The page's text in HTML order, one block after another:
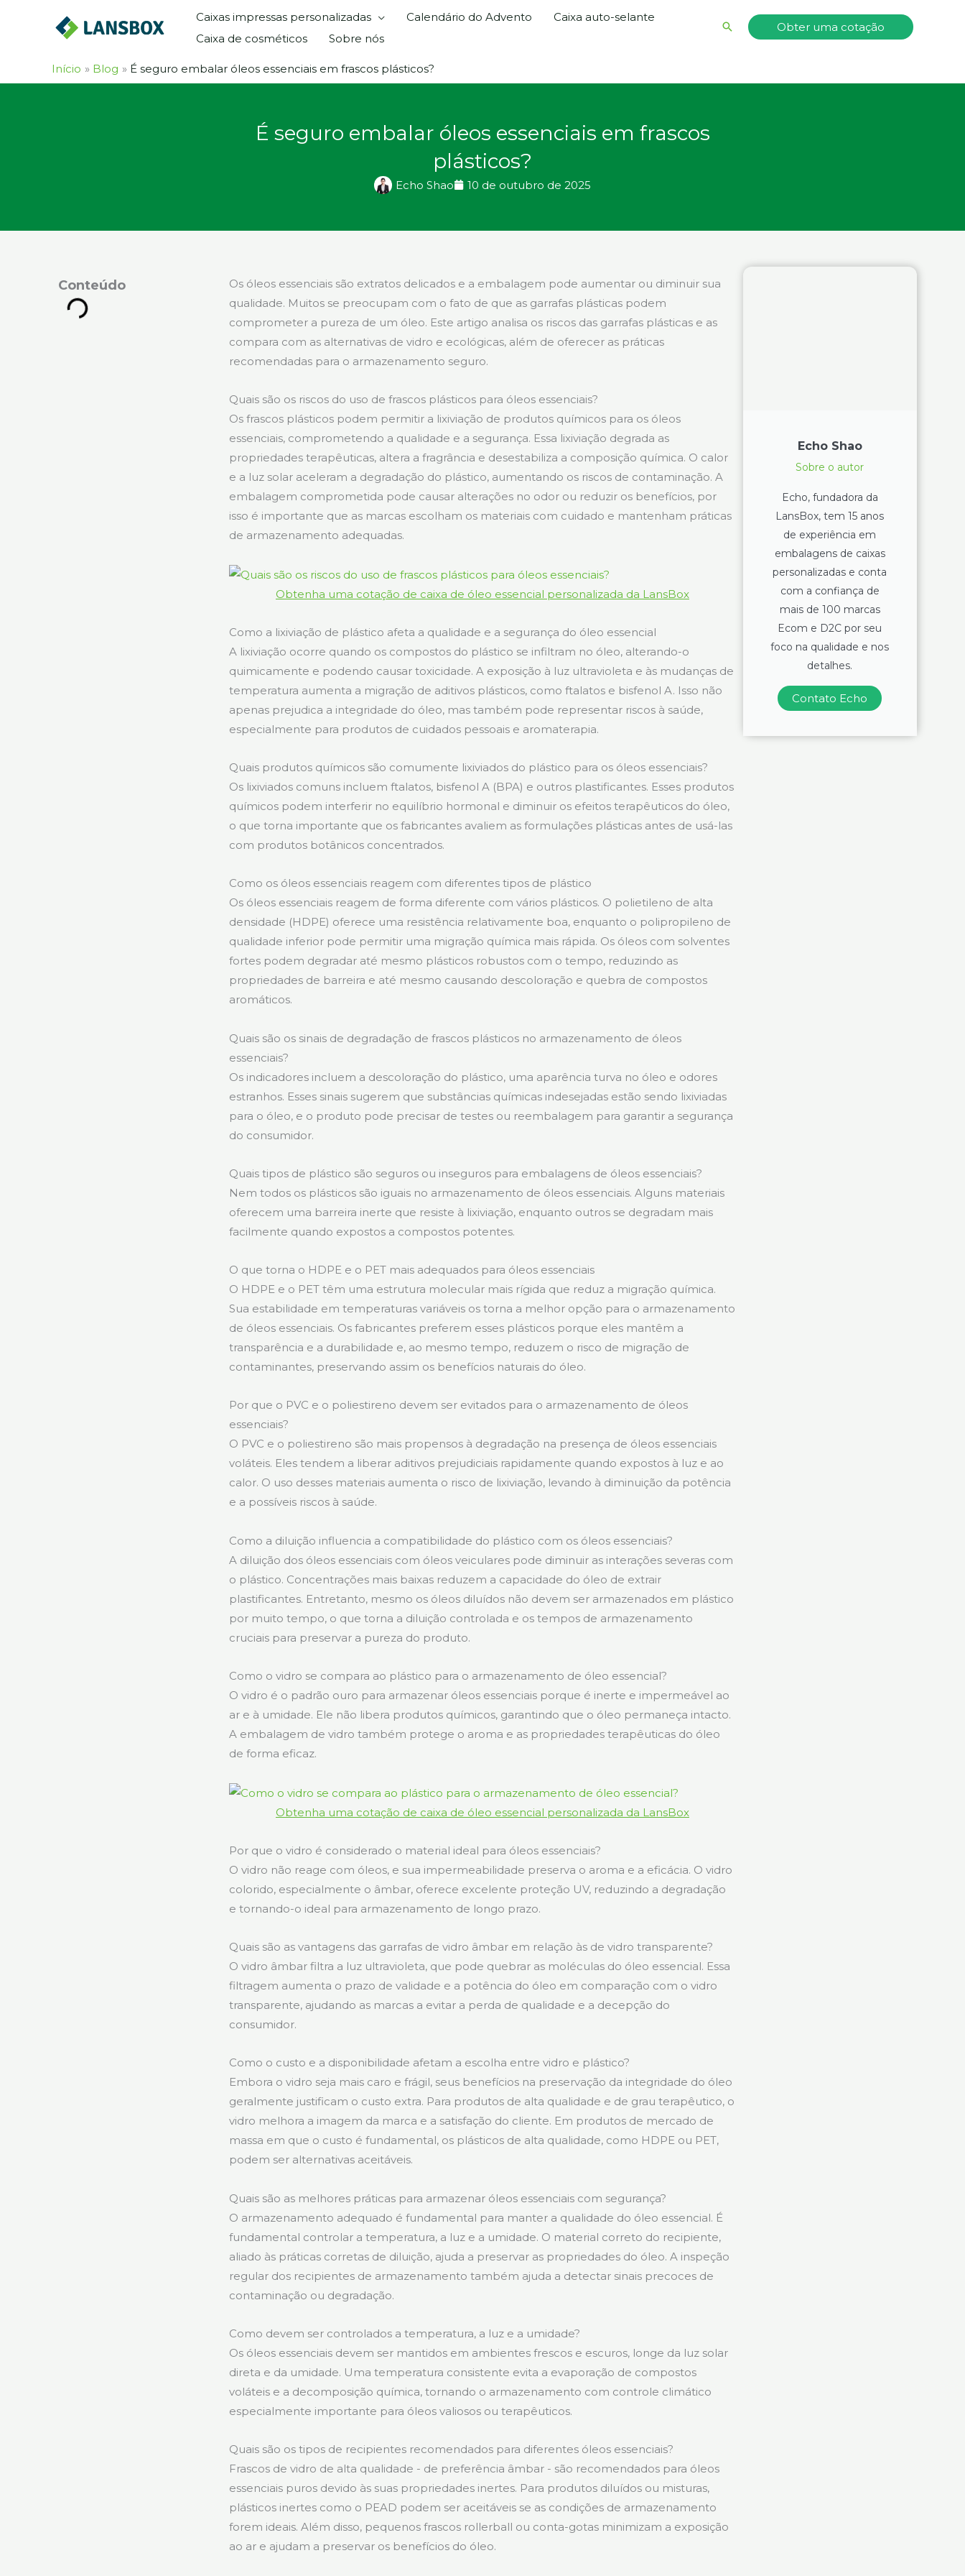
conteúdo
Caixas impressas personalizadas Calendário do Advento
Caixa auto-selante
Caixa de cosméticos
Sobre nós
PesquisarObter uma cotação
Início Blog É seguro embalar óleos essenciais em frascos plásticos?
É seguro embalar óleos essenciais em frascos
plásticos?
Echo Shao 10 de outubro de 2025
Conteúdo
Os óleos essenciais são extratos delicados e a embalagem pode aumentar ou diminuir sua
qualidade. Muitos se preocupam com o fato de que as garrafas plásticas podem
comprometer a pureza de um óleo. Este artigo analisa os riscos das garrafas plásticas e as
compara com as alternativas de vidro e ecológicas, além de oferecer as práticas
recomendadas para o armazenamento seguro.
Quais são os riscos do uso de frascos plásticos para óleos essenciais?
Os frascos plásticos podem permitir a lixiviação de produtos químicos para os óleos
essenciais, comprometendo a qualidade e a segurança. Essa lixiviação degrada as
propriedades terapêuticas, altera a fragrância e desestabiliza a composição química. O calor
e a luz solar aceleram a degradação do plástico, aumentando os riscos de contaminação. A
embalagem comprometida pode causar alterações no odor ou reduzir os benefícios, por
isso é importante que as marcas escolham os materiais com cuidado e mantenham práticas
de armazenamento adequadas.
Obtenha uma cotação de caixa de óleo essencial personalizada da LansBox
Como a lixiviação de plástico afeta a qualidade e a segurança do óleo essencial
A lixiviação ocorre quando os compostos do plástico se infiltram no óleo, alterando-o
quimicamente e podendo causar toxicidade. A exposição à luz ultravioleta e às mudanças de
temperatura aumenta a migração de aditivos plásticos, como ftalatos e bisfenol A. Isso não
apenas prejudica a integridade do óleo, mas também pode representar riscos à saúde,
especialmente para produtos de cuidados pessoais e aromaterapia.
Quais produtos químicos são comumente lixiviados do plástico para os óleos essenciais?
Os lixiviados comuns incluem ftalatos, bisfenol A (BPA) e outros plastificantes. Esses produtos
químicos podem interferir no equilíbrio hormonal e diminuir os efeitos terapêuticos do óleo,
o que torna importante que os fabricantes avaliem as formulações plásticas antes de usá-las
com produtos botânicos concentrados.
Como os óleos essenciais reagem com diferentes tipos de plástico
Os óleos essenciais reagem de forma diferente com vários plásticos. O polietileno de alta
densidade (HDPE) oferece uma resistência relativamente boa, enquanto o polipropileno de
qualidade inferior pode permitir uma migração química mais rápida. Os óleos com solventes
fortes podem degradar até mesmo plásticos robustos com o tempo, reduzindo as
propriedades de barreira e até mesmo causando descoloração e quebra de compostos
aromáticos.
Quais são os sinais de degradação de frascos plásticos no armazenamento de óleos
essenciais?
Os indicadores incluem a descoloração do plástico, uma aparência turva no óleo e odores
estranhos. Esses sinais sugerem que substâncias químicas indesejadas estão sendo lixiviadas
para o óleo, e o produto pode precisar de testes ou reembalagem para garantir a segurança
do consumidor.
Quais tipos de plástico são seguros ou inseguros para embalagens de óleos essenciais?
Nem todos os plásticos são iguais no armazenamento de óleos essenciais. Alguns materiais
oferecem uma barreira inerte que resiste à lixiviação, enquanto outros se degradam mais
facilmente quando expostos a compostos potentes.
O que torna o HDPE e o PET mais adequados para óleos essenciais
O HDPE e o PET têm uma estrutura molecular mais rígida que reduz a migração química.
Sua estabilidade em temperaturas variáveis os torna a melhor opção para o armazenamento
de óleos essenciais. Os fabricantes preferem esses plásticos porque eles mantêm a
transparência e a durabilidade e, ao mesmo tempo, reduzem o risco de migração de
contaminantes, preservando assim os benefícios naturais do óleo.
Por que o PVC e o poliestireno devem ser evitados para o armazenamento de óleos
essenciais?
O PVC e o poliestireno são mais propensos à degradação na presença de óleos essenciais
voláteis. Eles tendem a liberar aditivos prejudiciais rapidamente quando expostos à luz e ao
calor. O uso desses materiais aumenta o risco de lixiviação, levando à diminuição da potência
e a possíveis riscos à saúde.
Como a diluição influencia a compatibilidade do plástico com os óleos essenciais?
A diluição dos óleos essenciais com óleos veiculares pode diminuir as interações severas com
o plástico. Concentrações mais baixas reduzem a capacidade do óleo de extrair
plastificantes. Entretanto, mesmo os óleos diluídos não devem ser armazenados em plástico
por muito tempo, o que torna a diluição controlada e os tempos de armazenamento
cruciais para preservar a pureza do produto.
Como o vidro se compara ao plástico para o armazenamento de óleo essencial?
O vidro é o padrão ouro para armazenar óleos essenciais porque é inerte e impermeável ao
ar e à umidade. Ele não libera produtos químicos, garantindo que o óleo permaneça intacto.
A embalagem de vidro também protege o aroma e as propriedades terapêuticas do óleo
de forma eficaz.
Obtenha uma cotação de caixa de óleo essencial personalizada da LansBox
Por que o vidro é considerado o material ideal para óleos essenciais?
O vidro não reage com óleos, e sua impermeabilidade preserva o aroma e a eficácia. O vidro
colorido, especialmente o âmbar, oferece excelente proteção UV, reduzindo a degradação
e tornando-o ideal para armazenamento de longo prazo.
Quais são as vantagens das garrafas de vidro âmbar em relação às de vidro transparente?
O vidro âmbar filtra a luz ultravioleta, que pode quebrar as moléculas do óleo essencial. Essa
filtragem aumenta o prazo de validade e a potência do óleo em comparação com o vidro
transparente, ajudando as marcas a evitar a perda de qualidade e a decepção do
consumidor.
Como o custo e a disponibilidade afetam a escolha entre vidro e plástico?
Embora o vidro seja mais caro e frágil, seus benefícios na preservação da integridade do óleo
geralmente justificam o custo extra. Para produtos de alta qualidade e de grau terapêutico, o
vidro melhora a imagem da marca e a satisfação do cliente. Em produtos de mercado de
massa em que o custo é fundamental, os plásticos de alta qualidade, como HDPE ou PET,
podem ser alternativas aceitáveis.
Quais são as melhores práticas para armazenar óleos essenciais com segurança?
O armazenamento adequado é fundamental para manter a qualidade do óleo essencial. É
fundamental controlar a temperatura, a luz e a umidade. O material correto do recipiente,
aliado às práticas corretas de diluição, ajuda a preservar as propriedades do óleo. A inspeção
regular dos recipientes de armazenamento também ajuda a detectar sinais precoces de
contaminação ou degradação.
Como devem ser controlados a temperatura, a luz e a umidade?
Os óleos essenciais devem ser mantidos em ambientes frescos e escuros, longe da luz solar
direta e da umidade. Uma temperatura consistente evita a evaporação de compostos
voláteis e a decomposição química, tornando o armazenamento com controle climático
especialmente importante para óleos valiosos ou terapêuticos.
Quais são os tipos de recipientes recomendados para diferentes óleos essenciais?
Frascos de vidro de alta qualidade - de preferência âmbar - são recomendados para óleos
essenciais puros devido às suas propriedades inertes. Para produtos diluídos ou misturas,
plásticos inertes como o PEAD podem ser aceitáveis se as condições de armazenamento
forem ideais. Além disso, pequenos frascos rollerball ou conta-gotas minimizam a exposição
ao ar e ajudam a preservar os benefícios do óleo.
Echo Shao
Sobre o autor
Echo, fundadora da
LansBox, tem 15 anos
de experiência em
embalagens de caixas
personalizadas e conta
com a confiança de
mais de 100 marcas
Ecom e D2C por seu
foco na qualidade e nos
detalhes.
Contato Echo